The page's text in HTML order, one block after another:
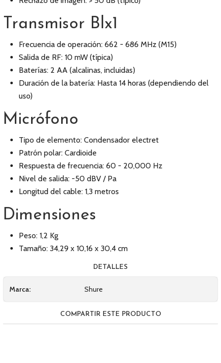
Transmisor Blx1
Frecuencia de operación: 662 - 686 MHz (M15)
Salida de RF: 10 mW (típica)
Baterías: 2 AA (alcalinas, incluidas)
Duración de la batería: Hasta 14 horas (dependiendo del
uso)
Micrófono
Tipo de elemento: Condensador electret
Patrón polar: Cardioide
Respuesta de frecuencia: 60 - 20,000 Hz
Nivel de salida: -50 dBV / Pa
Longitud del cable: 1,3 metros
Dimensiones
Peso: 1,2 Kg
Tamaño: 34,29 x 10,16 x 30,4 cm
DETALLES
Marca: Shure
COMPARTIR ESTE PRODUCTO